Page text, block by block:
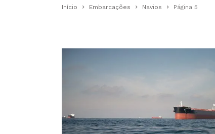
Início Embarcações Navios Página 5